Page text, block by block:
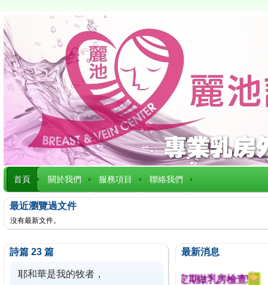
首頁 關於我們 服務項目 聯絡我們
最近瀏覽過文件
沒有最新文件。
詩篇 23 篇
耶和華是我的牧者，
最新消息
迄今已篩檢出1700位乳癌患者,提醒您定期做乳房檢查!